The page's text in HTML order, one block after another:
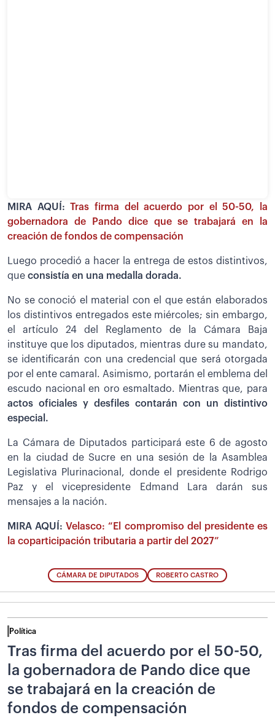
MIRA AQUÍ:Tras firma del acuerdo por el 50-50, la
gobernadora de Pando dice que se trabajará en la
creación de fondos de compensación
Luego procedió a hacer la entrega de estos distintivos,
que consistía en una medalla dorada.
No se conoció el material con el que están elaborados
los distintivos entregados este miércoles; sin embargo,
el artículo 24 del Reglamento de la Cámara Baja
instituye que los diputados, mientras dure su mandato,
se identificarán con una credencial que será otorgada
por el ente camaral. Asimismo, portarán el emblema del
escudo nacional en oro esmaltado. Mientras que, para
actos oficiales y desfiles contarán con un distintivo
especial.
La Cámara de Diputados participará este 6 de agosto
en la ciudad de Sucre en una sesión de la Asamblea
Legislativa Plurinacional, donde el presidente Rodrigo
Paz y el vicepresidente Edmand Lara darán sus
mensajes a la nación.
MIRA AQUÍ:Velasco: “El compromiso del presidente es
la coparticipación tributaria a partir del 2027”
CÁMARA DE DIPUTADOS ROBERTO CASTRO
Política
Tras firma del acuerdo por el 50-50,
la gobernadora de Pando dice que
se trabajará en la creación de
fondos de compensación